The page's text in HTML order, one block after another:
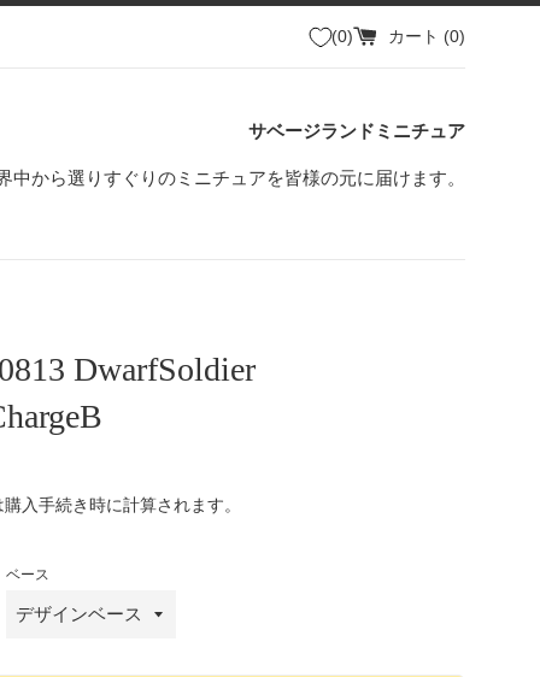
0 カート (0)
サベージランドミニチュア
中から選りすぐりのミニチュアを皆様の元に届けます。
DwarfSoldier
購入手続き時に計算されます。
ベース